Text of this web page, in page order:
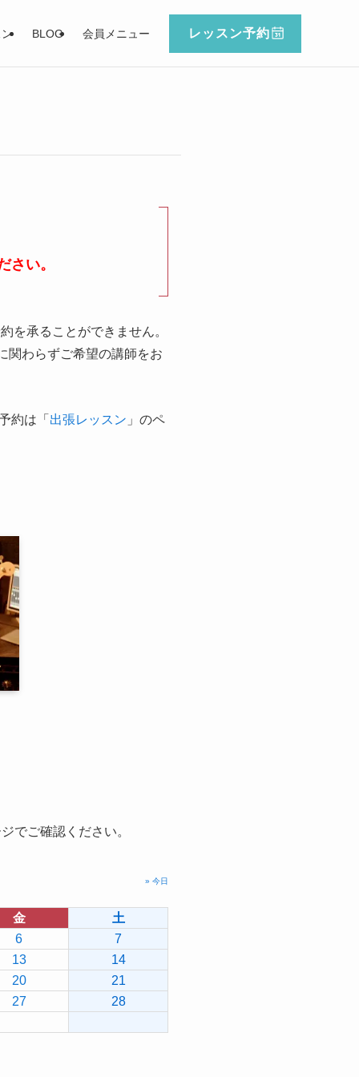
BLOG 会員メニュー レッスン予約
さい。
を承ることができません。
関わらずご希望の講師をお
約は「 出張レッスン 」のペ
ジでご確認ください。
» 今日
金
土
6
7
13
14
20
21
27
28